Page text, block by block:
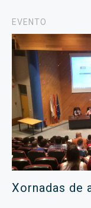
EVENTO
Xornadas de